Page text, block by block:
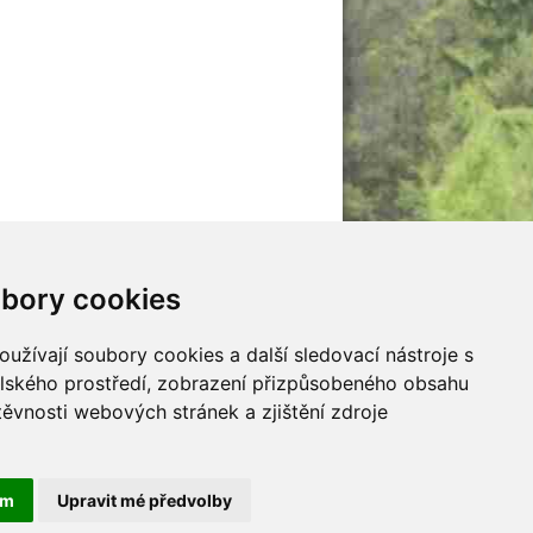
cookie
soubory cookies a další sledovací nástroje s
prostředí, zobrazení přizpůsobeného obsahu
webových stránek a zjištění zdroje
Upravit mé předvolby
Mladí myslivci
malý Adept myslivosti